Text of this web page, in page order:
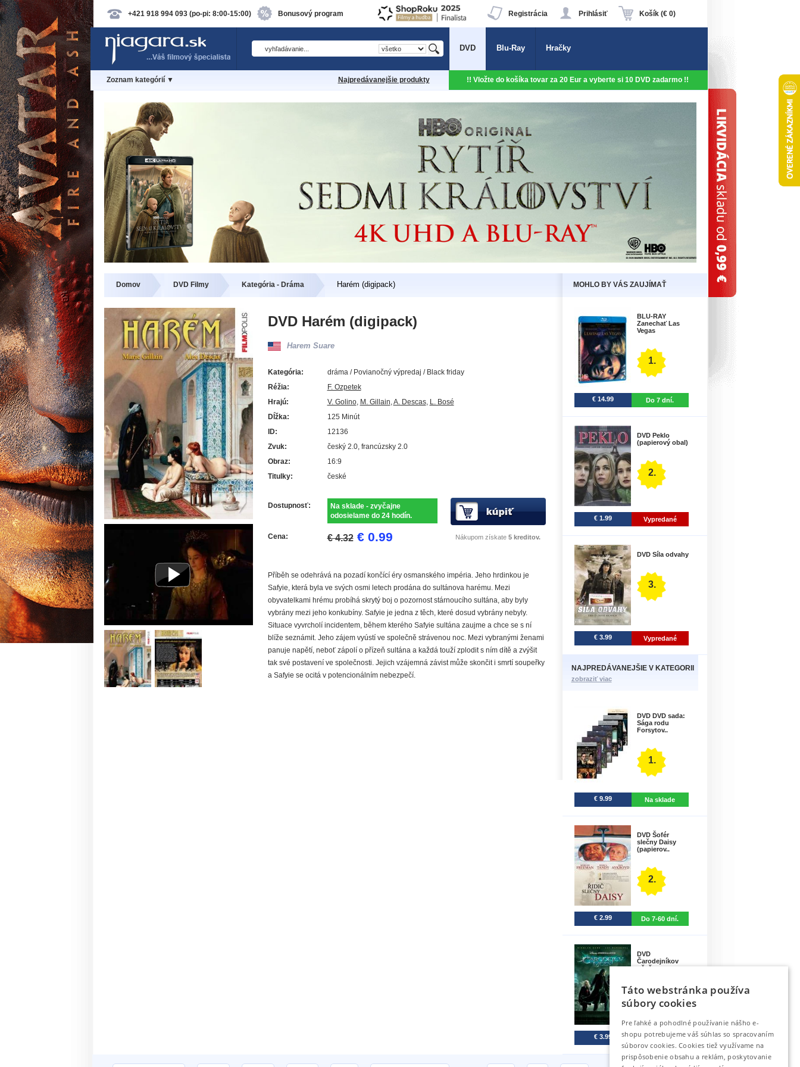
+421 918 994 093 (po-pi: 8:00-15:00) Bonusový program Košík (€ 0)
Prihlásiť
Registrácia
DVD Blu-Ray Hračky
Zoznam kategórií ▼ Najpredávanejšie produkty !! Vložte do košíka tovar za 20 Eur a vyberte si 10 DVD zadarmo !!
Domov DVD Filmy Kategória - Dráma Harém (digipack) MOHLO BY VÁS ZAUJÍMAŤ
DVD Harém (digipack)
Harem Suare
Kategória:
dráma / Povianočný výpredaj / Black friday
Réžia:
F. Ozpetek
Hrajú:
V. Golino, M. Gillain,A. Descas, L. Bosé
Dĺžka:
125 Minút
ID:
12136
Zvuk:
český 2.0, francúzsky 2.0
Obraz:
16:9
Titulky:
české
Dostupnosť:
Na sklade - zvyčajne
odosielame do 24 hodín.
Cena: € 4.32 € 0.99 Nákupom získate 5 kreditov.
Příběh se odehrává na pozadí končící éry osmanského impéria. Jeho hrdinkou je
Safyie, která byla ve svých osmi letech prodána do sultánova harému. Mezi
obyvatelkami hrému probíhá skrytý boj o pozornost stárnoucího sultána, aby byly
vybrány mezi jeho konkubíny. Safyie je jedna z těch, které dosud vybrány nebyly.
Situace vyvrcholí incidentem, během kterého Safyie sultána zaujme a chce se s ní
blíže seznámit. Jeho zájem vyústí ve společně strávenou noc. Mezi vybranými ženami
panuje napětí, neboť zápolí o přízeň sultána a každá touží zplodit s ním dítě a zvýšit
tak své postavení ve společnosti. Jejich vzájemná závist může skončit i smrtí soupeřky
a Safyie se ocitá v potencionálním nebezpečí.
BLU-RAY
Zanechať Las
Vegas
1.
€ 14.99 Do 7 dní.
DVD Peklo
(papierový obal)
2.
€ 1.99 Vypredané
DVD Síla odvahy
3.
€ 3.99 Vypredané
NAJPREDÁVANEJŠIE V KATEGORII
zobraziť viac
DVD DVD sada:
Sága rodu
Forsytov..
1.
€ 9.99 Na sklade
DVD Šofér
slečny Daisy
(papierov..
2.
€ 2.99 Do 7-60 dní.
DVD
Čarodejníkov
učeň
€ 3.99 Do 7 dní.
Táto webstránka používa
súbory cookies
Pre ľahké a pohodlné používanie nášho e-
shopu potrebujeme váš súhlas so spracovaním
súborov cookies. Cookies tiež využívame na
prispôsobenie obsahu a reklám, poskytovanie